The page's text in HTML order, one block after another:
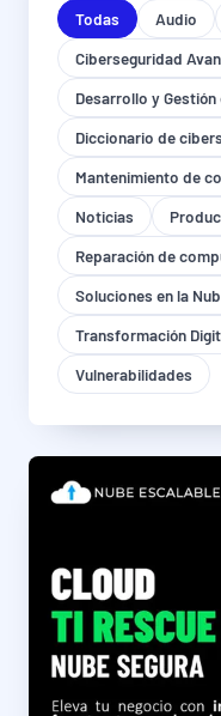
Todas Audio
Ciberseguridad
Desarrollo y
Diccionario de
Mantenimiento de
Noticias
Reparación de
Soluciones en la
Transformación
Vulnerabilidades